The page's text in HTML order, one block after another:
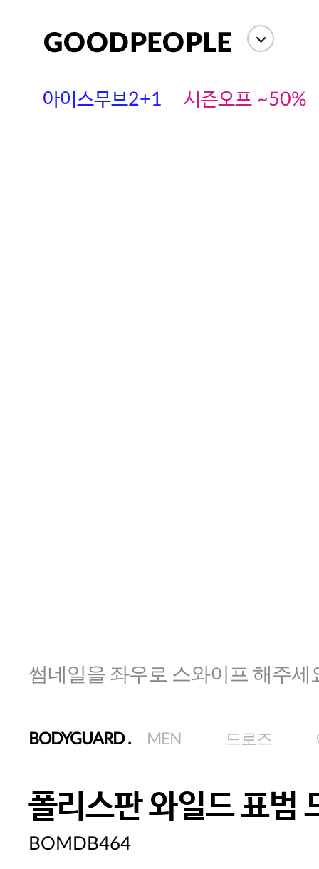
아이스무브2+1 시즌오프 ~50%
썸네일을 좌우로 스와이프 해주세
BODYGUARD. MEN 드로즈
폴리스판 와일드 표범
BOMDB464